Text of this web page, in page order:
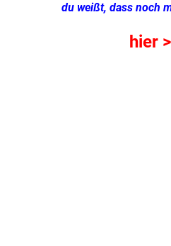
du weißt, dass noch
hier